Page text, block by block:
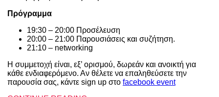
Πρόγραμμα
19:30 – 20:00 Προσέλευση
20:00 – 21:00 Παρουσιάσεις και συζήτηση.
21:10 – networking
Η συμμετοχή είναι, εξ’ ορισμού, δωρεάν και ανοικτή για
κάθε ενδιαφερόμενο. Αν θέλετε να επαληθεύσετε την
παρουσία σας, κάντε sign up στο facebook event